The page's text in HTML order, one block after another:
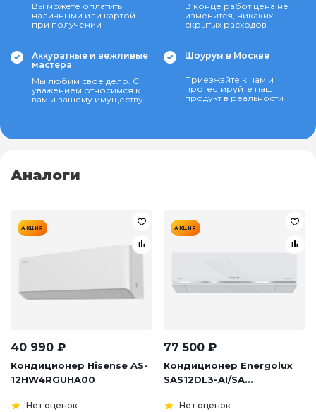
Вы можете оплатить
наличными или картой
при получении
В конце работ цена не
изменится, никаких
скрытых расходов
Аккуратные и вежливые
мастера
Мы любим свое дело. С
уважением относимся к
вам и вашему имуществу
Шоурум в Москве
Приезжайте к нам и
протестируйте наш
продукт в реальности
Аналоги
АКЦИЯ
40 990 ₽
Кондиционер Hisense AS-
12HW4RGUHA00
Нет оценок
АКЦИЯ
77 500 ₽
Кондиционер Energolux
SAS12DL3-AI/SA...
Нет оценок